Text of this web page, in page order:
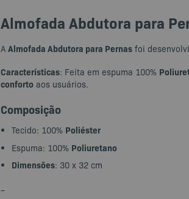
Almofada Abdutora para
A Almofada Abdutora para Pernas foi
Características: Feita em espuma 100%
conforto aos usuários.
Composição
Tecido: 100% Poliéster
Espuma: 100% Poliuretano
Dimensões: 30 x 32 cm
–